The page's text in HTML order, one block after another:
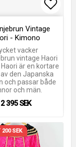
Vintage
- Kimono
vacker
vintage Haori
Haori är en kortare
den Japanska
och passar både
och män.
2 395 SEK
200 SEK